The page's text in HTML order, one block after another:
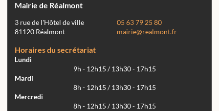
Mairie de Réalmont
3 rue de l'Hôtel de ville
81120 Réalmont
05 63 79 25 80
mairie@realmont.fr
Horaires du secrétariat
Lundi
9h - 12h15 / 13h30 - 17h15
Mardi
8h - 12h15 / 13h30 - 17h15
Mercredi
8h - 12h15 / 13h30 - 17h15